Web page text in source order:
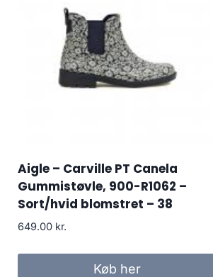
Aigle – Carville PT Canela
Gummistøvle, 900-R1062 –
Sort/hvid blomstret – 38
649.00 kr.
Køb her